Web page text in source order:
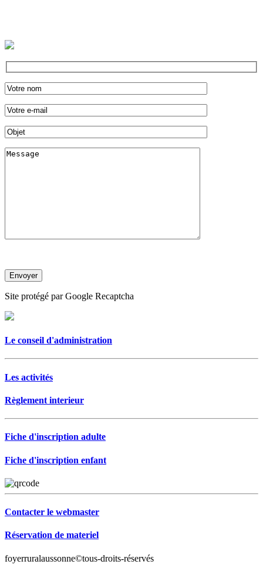
Site protégé par Google Recaptcha
Le conseil d'administration
Les activités
Règlement interieur
Fiche d'inscription adulte
Fiche d'inscription enfant
Contacter le webmaster
Réservation de materiel
foyerruralaussonne©tous-droits-réservés